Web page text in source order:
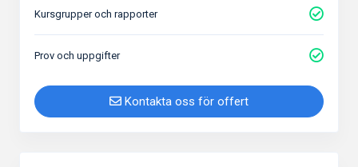
Kursgrupper och rapporter
Prov och uppgifter
Kontakta oss för offert